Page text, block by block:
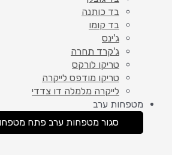
בד כותנה
בד קומו
ג'ינס
ג'קרד תחרה
טריקו לורקס
טריקו מודפס לייקרה
לייקרה מלמלה דו צדדי
מטפחות ערב
סגור מטפחות ערב פתח